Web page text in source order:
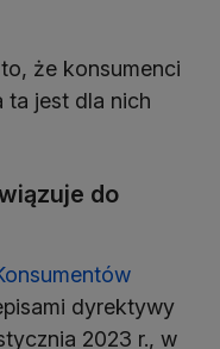
że konsumenci
ta jest dla nich
do
dyrektywy
2023 r., w